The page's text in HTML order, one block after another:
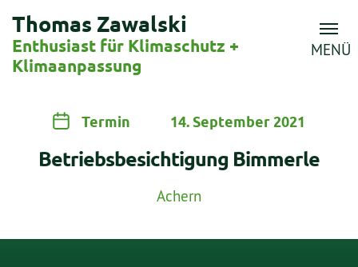
Thomas Zawalski
Enthusiast für Klimaschutz +
Klimaanpassung
MENÜ
Termin 14. September 2021
Betriebsbesichtigung Bimmerle
Achern